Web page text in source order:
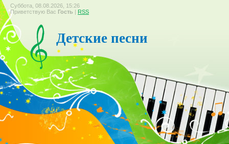
Суббота, 08.08.2026, 15:26
Приветствую Вас Гость | RSS
Детские песни